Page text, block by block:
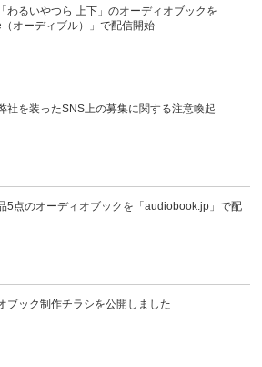
わるいやつら 上下」のオーディオブックを
（オーディブル）」で配信開始
社を装ったSNS上の募集に関する注意喚起
5点のオーディオブックを「audiobook.jp」で配
ブック制作チラシを公開しました